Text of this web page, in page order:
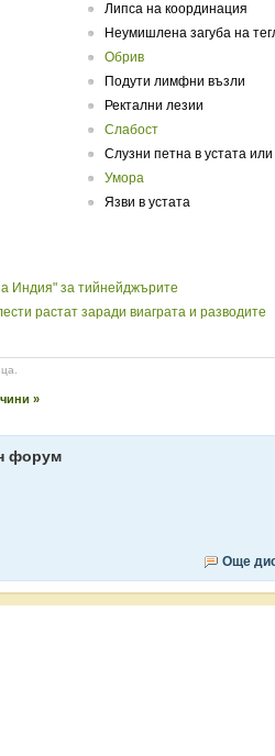
Липса на координация
Неумишлена загуба на
Обрив
Подути лимфни възли
Ректални лезии
Слабост
Слузни петна в устата
Умора
Язви в устата
Индия" за тийнейджърите
растат заради виаграта и разводите
»
форум
Още